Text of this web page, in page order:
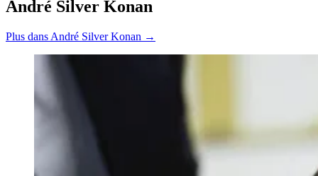
André Silver Konan
Plus dans André Silver Konan →